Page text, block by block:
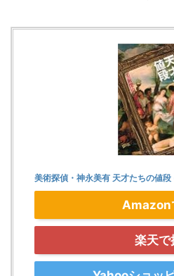
美術探偵・神永美有 天才たちの値
Amazon
楽天で